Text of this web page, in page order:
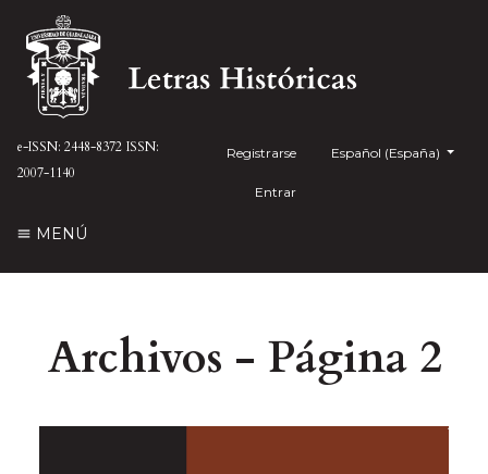
e-ISSN: 2448-8372 ISSN:
2007-1140
Registrarse
Entrar
Español (España)
MENÚ
Archivos - Página 2